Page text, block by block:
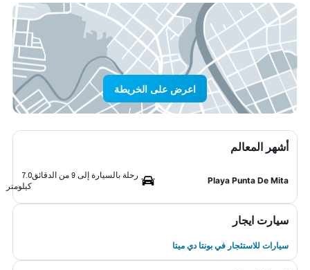
اعرض على الخريطة
أشهر المعالم
Playa Punta De Mita
رحلة بالسيارة إلى 9 من الدقائق
7.0
كيلومتر
سيارت ايجار
سيارات للاستئجار في بونتا دي ميتا